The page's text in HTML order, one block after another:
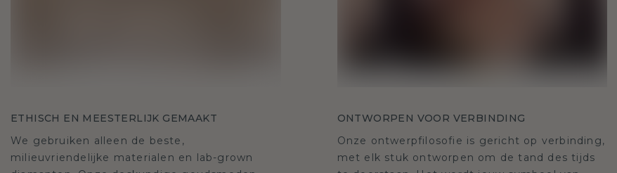
ETHISCH EN MEESTERLIJK GEMAAKT
We gebruiken alleen de beste,
milieuvriendelijke materialen en lab-grown
ONTWORPEN VOOR VERBINDING
Onze ontwerpfilosofie is gericht op verbinding,
met elk stuk ontworpen om de tand des tijds